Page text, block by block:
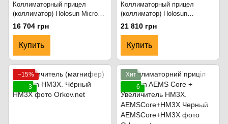
Коллиматорный прицел
(коллиматор) Holosun Micro
HS503CU. Чёрный
16 704 грн
Купить
Коллиматорный прицел
(коллиматор) Holosun
OpenReflex HS510C. Flat Dark
21 810 грн
Купить
−15%
3
Хит
6